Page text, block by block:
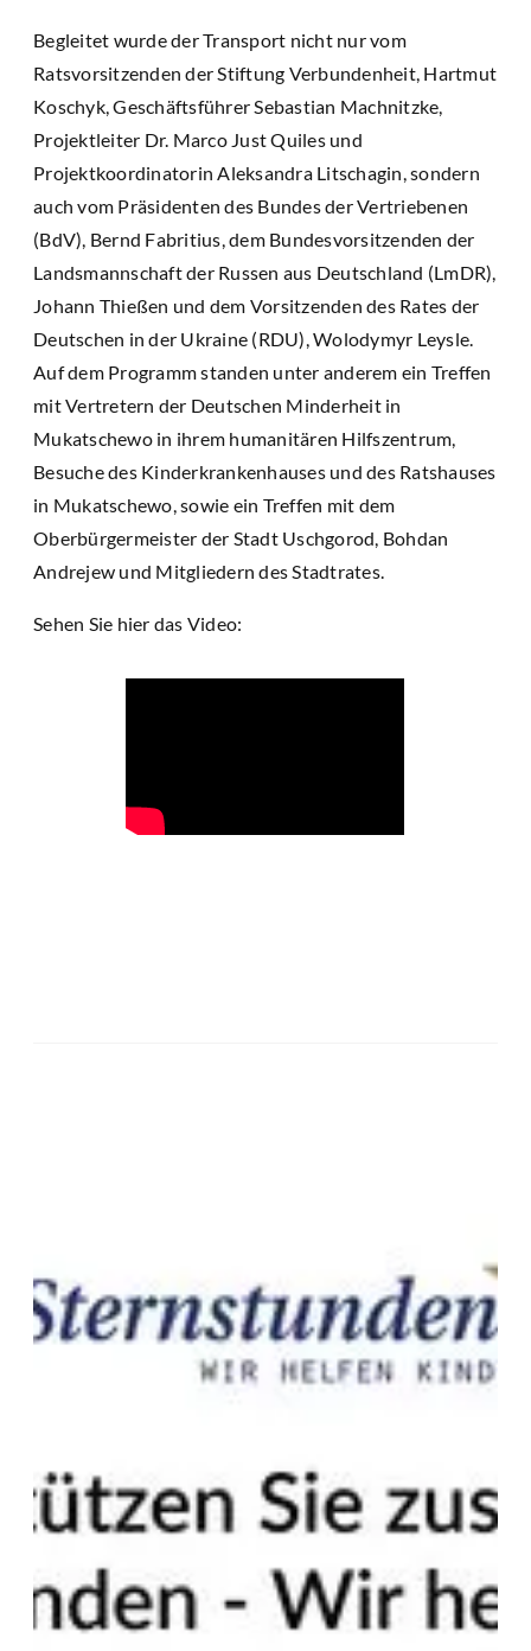
Begleitet wurde der Transport nicht nur vom
Ratsvorsitzenden der Stiftung Verbundenheit, Hartmut
Koschyk, Geschäftsführer Sebastian Machnitzke,
Projektleiter Dr. Marco Just Quiles und
Projektkoordinatorin Aleksandra Litschagin, sondern
auch vom Präsidenten des Bundes der Vertriebenen
(BdV), Bernd Fabritius, dem Bundesvorsitzenden der
Landsmannschaft der Russen aus Deutschland (LmDR),
Johann Thießen und dem Vorsitzenden des Rates der
Deutschen in der Ukraine (RDU), Wolodymyr Leysle.
Auf dem Programm standen unter anderem ein Treffen
mit Vertretern der Deutschen Minderheit in
Mukatschewo in ihrem humanitären Hilfszentrum,
Besuche des Kinderkrankenhauses und des Ratshauses
in Mukatschewo, sowie ein Treffen mit dem
Oberbürgermeister der Stadt Uschgorod, Bohdan
Andrejew und Mitgliedern des Stadtrates.
Sehen Sie hier das Video: